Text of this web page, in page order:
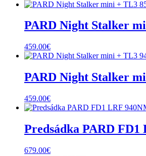
PARD Night Stalker
459.00€
PARD Night Stalker
459.00€
Predsádka PARD FD1
679.00€